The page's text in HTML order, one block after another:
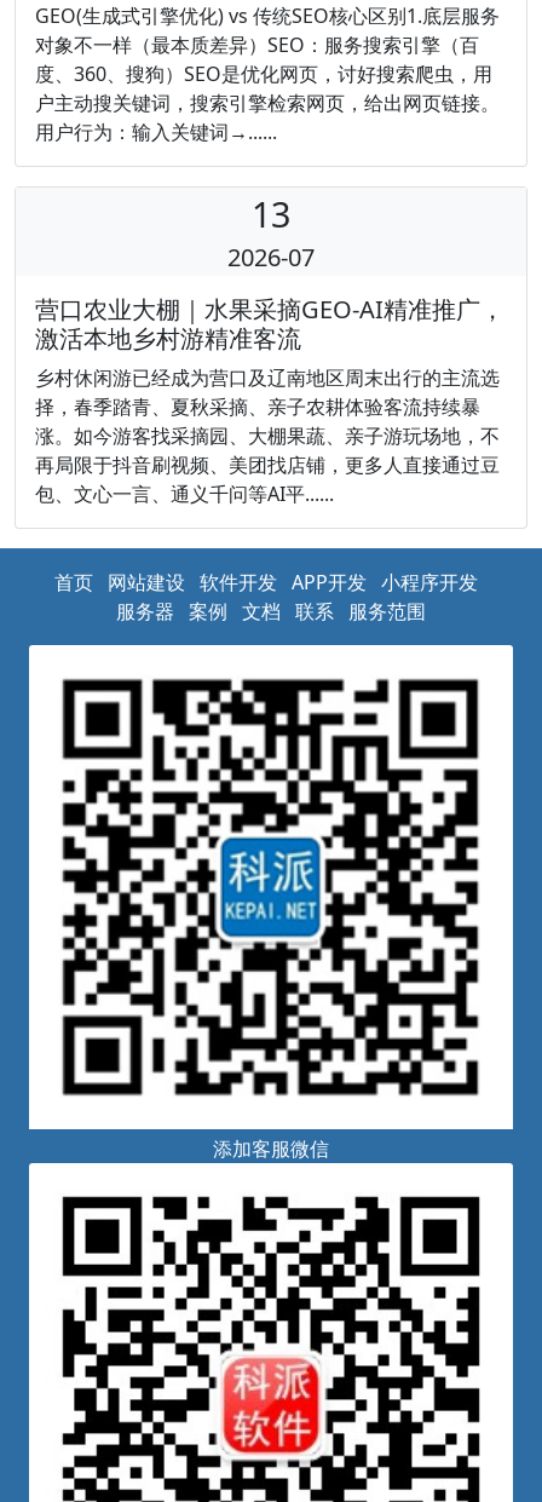
GEO(生成式引擎优化) vs 传统SEO核心区别1.底层服务
对象不一样（最本质差异）SEO：服务搜索引擎（百
度、360、搜狗）SEO是优化网页，讨好搜索爬虫，用
户主动搜关键词，搜索引擎检索网页，给出网页链接。
用户行为：输入关键词→......
13
2026-07
营口农业大棚｜水果采摘GEO-AI精准推广，
激活本地乡村游精准客流
乡村休闲游已经成为营口及辽南地区周末出行的主流选
择，春季踏青、夏秋采摘、亲子农耕体验客流持续暴
涨。如今游客找采摘园、大棚果蔬、亲子游玩场地，不
再局限于抖音刷视频、美团找店铺，更多人直接通过豆
包、文心一言、通义千问等AI平......
首页 网站建设 软件开发 APP开发 小程序开发
服务器 案例 文档 联系 服务范围
添加客服微信